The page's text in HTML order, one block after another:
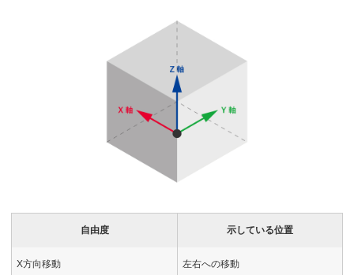
自由度 示している位置
X方向移動 左右への移動